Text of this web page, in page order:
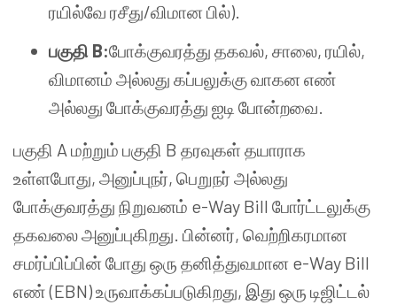
ரயில்வே ரசீது/விமான பில்).
பகுதி B:போக்குவரத்து தகவல், சாலை, ரயில்,
விமானம் அல்லது கப்பலுக்கு வாகன எண்
அல்லது போக்குவரத்து ஐடி போன்றவை.
பகுதி A மற்றும் பகுதி B தரவுகள் தயாராக
உள்ளபோது, அனுப்புநர், பெறுநர் அல்லது
போக்குவரத்து நிறுவனம் e-Way Bill போர்ட்டலுக்கு
தகவலை அனுப்புகிறது. பின்னர், வெற்றிகரமான
சமர்ப்பிப்பின் போது ஒரு தனித்துவமான e-Way Bill
எண் (EBN) உருவாக்கப்படுகிறது, இது ஒரு டிஜிட்டல்